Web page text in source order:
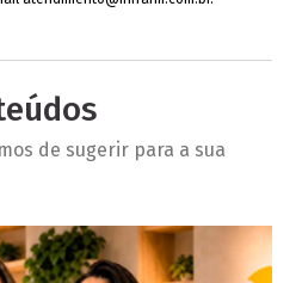
de sugerir para a sua